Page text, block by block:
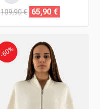
109,90 € 65,90 €
-60%